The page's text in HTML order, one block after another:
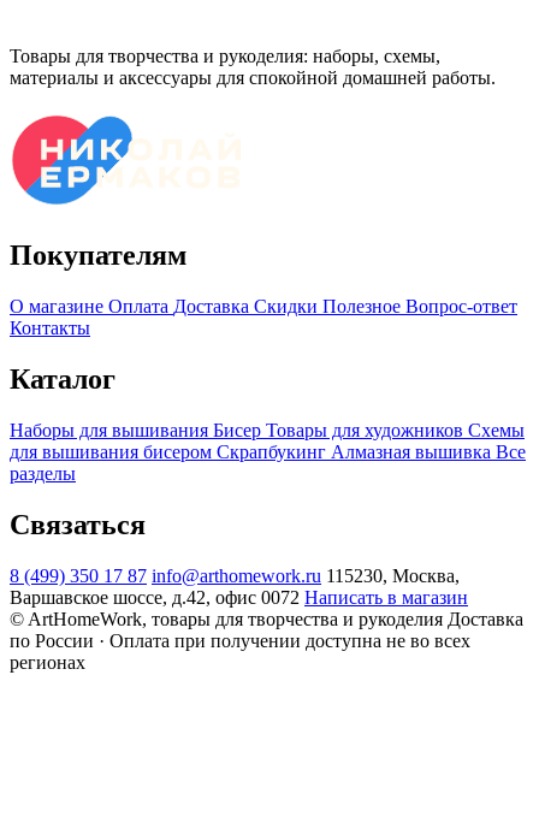
Товары для творчества и рукоделия: наборы, схемы,
материалы и аксессуары для спокойной домашней работы.
Покупателям
О магазине Оплата Доставка Скидки Полезное Вопрос-ответ
Контакты
Каталог
Наборы для вышивания Бисер Товары для художников Схемы
для вышивания бисером Скрапбукинг Алмазная вышивка Все
разделы
Связаться
8 (499) 350 17 87 info@arthomework.ru 115230, Москва,
Варшавское шоссе, д.42, офис 0072 Написать в магазин
© ArtHomeWork, товары для творчества и рукоделия Доставка
по России · Оплата при получении доступна не во всех
регионах